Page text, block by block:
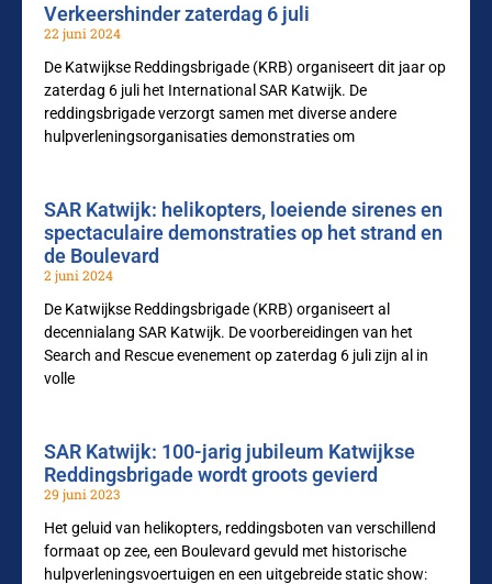
Verkeershinder zaterdag 6 juli
22 juni 2024
De Katwijkse Reddingsbrigade (KRB) organiseert dit jaar op
zaterdag 6 juli het International SAR Katwijk. De
reddingsbrigade verzorgt samen met diverse andere
hulpverleningsorganisaties demonstraties om
SAR Katwijk: helikopters, loeiende sirenes en
spectaculaire demonstraties op het strand en
de Boulevard
2 juni 2024
De Katwijkse Reddingsbrigade (KRB) organiseert al
decennialang SAR Katwijk. De voorbereidingen van het
Search and Rescue evenement op zaterdag 6 juli zijn al in
volle
SAR Katwijk: 100-jarig jubileum Katwijkse
Reddingsbrigade wordt groots gevierd
29 juni 2023
Het geluid van helikopters, reddingsboten van verschillend
formaat op zee, een Boulevard gevuld met historische
hulpverleningsvoertuigen en een uitgebreide static show: